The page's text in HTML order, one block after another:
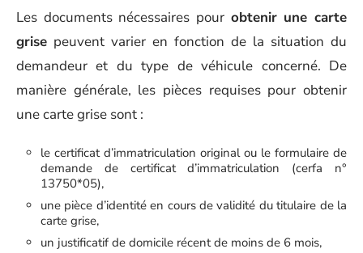
Les documents nécessaires pour obtenir une carte
grise peuvent varier en fonction de la situation du
demandeur et du type de véhicule concerné. De
manière générale, les pièces requises pour obtenir
une carte grise sont :
le certificat d’immatriculation original ou le formulaire de
demande de certificat d’immatriculation (cerfa n°
13750*05),
une pièce d’identité en cours de validité du titulaire de la
carte grise,
un justificatif de domicile récent de moins de 6 mois,